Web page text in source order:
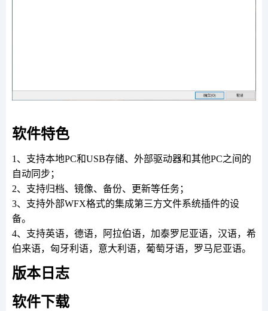
软件特色
1、支持本地PC和USB存储、外部驱动器和其他PC之间的
自动同步；
2、支持归档、镜像、备份、更新等任务；
3、支持外部WFX格式的集成第三方文件系统插件的设
备。
4、支持英语，德语，阿拉伯语，加泰罗尼亚语，汉语，希
伯来语，匈牙利语，意大利语，葡萄牙语，罗马尼亚语。
版本日志
软件下载